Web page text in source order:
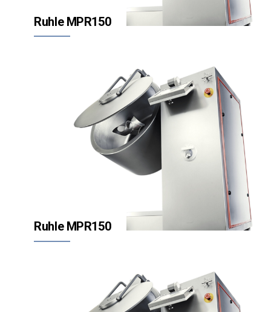
Ruhle MPR150
Ruhle MPR150